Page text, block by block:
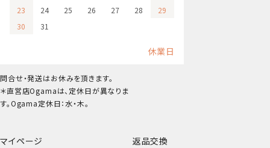
マイページ
返品交換
23
24 25 26 27 28
29
30
31
休業日
問合せ・発送はお休みを頂きます。
＊直営店Ogamaは、定休日が異なりま
す。Ogama定休日：水・木。